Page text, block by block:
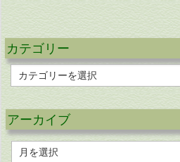
カテゴリー
テ
リ
ー
アーカイブ
ア
ー